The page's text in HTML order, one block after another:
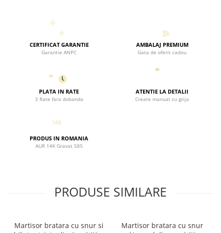
CERTIFICAT GARANTIE
Garantie ANPC
AMBALAJ PREMIUM
Gata de oferit cadou
PLATA IN RATE
3 Rate fara dobanda
ATENTIE LA DETALII
Create manual cu grija
PRODUS IN ROMANIA
AUR 14K Gravat 585
PRODUSE SIMILARE
Martisor bratara cu snur si
Martisor bratara cu snur